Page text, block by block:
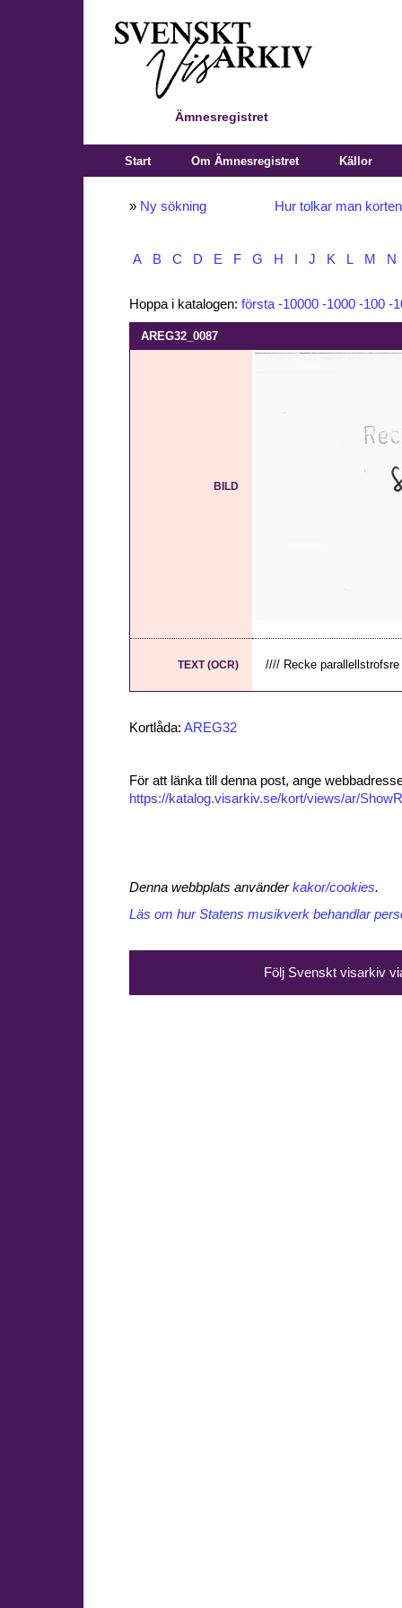
Ämnesregistret
Start Om Ämnesregistret Källor
» Ny sökning Hur tolkar man
A B C D E F G H J K L M N
Hoppa i katalogen: första -10000 -1000 -100 -
AREG32_0087
BILD
TEXT (OCR) //// Recke
Kortlåda: AREG32
För att länka till denna post, ange
https://katalog.visarkiv.se/kort/views/ar/
Denna webbplats använderkakor/cookies.
Läs om hur Statens musikverk behandlar
Följ Svenskt visarkiv